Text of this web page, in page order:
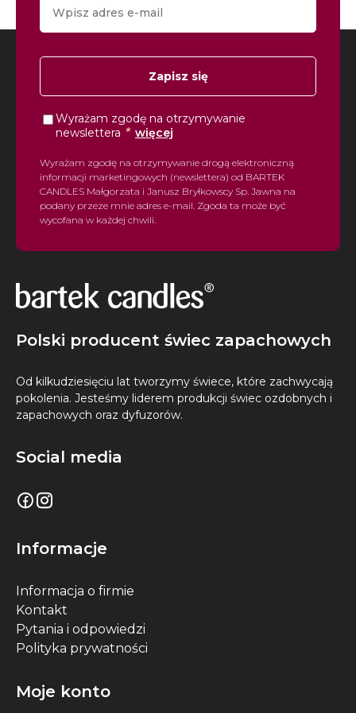
Zapisz się
Wyrażam zgodę na otrzymywanie
newslettera * więcej
Wyrażam zgodę na otrzymywanie drogą elektroniczną
informacji marketingowych (newslettera) od BARTEK
CANDLES Małgorzata i Janusz Bryłkowscy Sp. Jawna na
podany przeze mnie adres e-mail. Zgoda ta może być
wycofana w każdej chwili.
Polski producent świec zapachowych
Od kilkudziesięciu lat tworzymy świece, które zachwycają
pokolenia. Jesteśmy liderem produkcji świec ozdobnych i
zapachowych oraz dyfuzorów.
Social media
Informacje
Informacja o firmie
Kontakt
Pytania i odpowiedzi
Polityka prywatności
Moje konto